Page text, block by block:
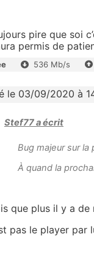
pire que soi
permis de
536 Mb/s
le 03/09/2020 à
Stef77 a écrit
Bug majeur sur la
À quand la
que plus il y a de
pas le player par